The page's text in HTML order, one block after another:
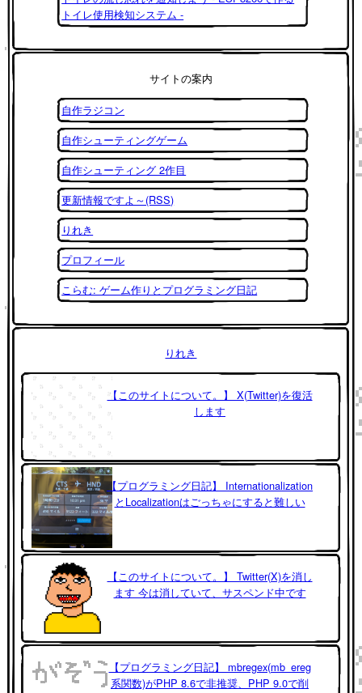
トイレ使用検知システム -
サイトの案内
自作ラジコン
自作シューティングゲーム
自作シューティング 2作目
更新情報ですよ～(RSS)
りれき
プロフィール
こらむ: ゲーム作りとプログラミング日記
りれき
【このサイトについて。】 X(Twitter)を復活
します
【プログラミング日記】 Internationalization
とLocalizationはごっちゃにすると難しい
【このサイトについて。】 Twitter(X)を消し
ます 今は消していて、サスペンド中です
【プログラミング日記】 mbregex(mb_ereg
系関数)がPHP 8.6で非推奨、PHP 9.0で削